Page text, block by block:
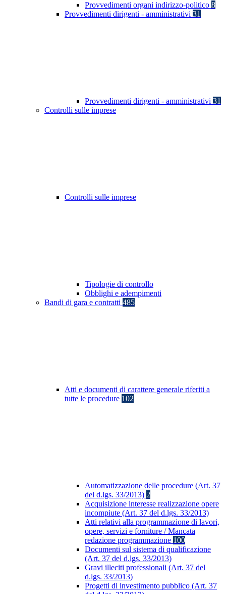
Provvedimenti organi indirizzo-politico 8
Provvedimenti dirigenti - amministrativi 31
Provvedimenti dirigenti - amministrativi 31
Controlli sulle imprese
Controlli sulle imprese
Tipologie di controllo
Obblighi e adempimenti
Bandi di gara e contratti 485
Atti e documenti di carattere generale riferiti a
tutte le procedure 102
Automatizzazione delle procedure (Art. 37
del d.lgs. 33/2013) 2
Acquisizione interesse realizzazione opere
incompiute (Art. 37 del d.lgs. 33/2013)
Atti relativi alla programmazione di lavori,
opere, servizi e forniture / Mancata
redazione programmazione 100
Documenti sul sistema di qualificazione
(Art. 37 del d.lgs. 33/2013)
Gravi illeciti professionali (Art. 37 del
d.lgs. 33/2013)
Progetti di investimento pubblico (Art. 37